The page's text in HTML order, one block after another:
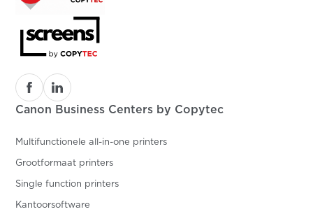
Canon Business Centers by Copytec
Multifunctionele all-in-one printers
Grootformaat printers
Single function printers
Kantoorsoftware